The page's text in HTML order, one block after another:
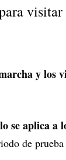
y los
se aplica a
de